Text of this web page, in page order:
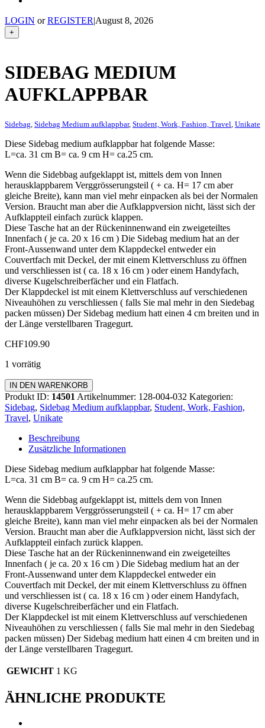
LOGIN orREGISTER|August 8, 2026
+
SIDEBAG MEDIUM
AUFKLAPPBAR
Sidebag Sidebag Medium aufklappbar, Student, Work, Fashion, Travel Unikate
Diese Sidebag medium aufklappbar hat folgende Masse:
L=ca. 31 cm B= ca. 9 cm H= ca.25 cm.
Wenn die Sidebbag aufgeklappt ist, mittels dem von Innen
herausklappbarem Verggrösserungsteil ( + ca. H= 17 cm aber
gleiche Breite), kann man viel mehr einpacken als bei der Normalen
Version. Braucht man aber die Aufklappversion nicht, lässt sich der
Aufklappteil einfach zurück klappen.
Diese Tasche hat an der Rückeninnenwand ein zweigeteiltes
Innenfach ( je ca. 20 x 16 cm ) Die Sidebag medium hat an der
Front-Aussenwand unter dem Klappdeckel entweder ein
Couvertfach mit Deckel, der mit einem Klettverschluss zu öffnen
und verschliessen ist ( ca. 18 x 16 cm ) oder einem Handyfach,
diverse Kugelschreiberfächer und ein Flatfach.
Der Klappdeckel ist mit einem Klettverschluss auf verschiedenen
Niveauhöhen zu verschliessen ( falls Sie mal mehr in den Siedebag
packen müssen) Der Sidebag medium hatt einen 4 cm breiten und in
der Länge verstellbaren Tragegurt.
CHF109.90
1 vorrätig
Sidebag
Medium
aufklappbar
Menge
IN DEN WARENKORB
Produkt ID: 14501 Artikelnummer: 128-004-032 Kategorien:
Sidebag, Sidebag Medium aufklappbar, Student, Work, Fashion,
Travel, Unikate
Beschreibung
Zusätzliche Informationen
Diese Sidebag medium aufklappbar hat folgende Masse:
L=ca. 31 cm B= ca. 9 cm H= ca.25 cm.
Wenn die Sidebbag aufgeklappt ist, mittels dem von Innen
herausklappbarem Verggrösserungsteil ( + ca. H= 17 cm aber
gleiche Breite), kann man viel mehr einpacken als bei der Normalen
Version. Braucht man aber die Aufklappversion nicht, lässt sich der
Aufklappteil einfach zurück klappen.
Diese Tasche hat an der Rückeninnenwand ein zweigeteiltes
Innenfach ( je ca. 20 x 16 cm ) Die Sidebag medium hat an der
Front-Aussenwand unter dem Klappdeckel entweder ein
Couvertfach mit Deckel, der mit einem Klettverschluss zu öffnen
und verschliessen ist ( ca. 18 x 16 cm ) oder einem Handyfach,
diverse Kugelschreiberfächer und ein Flatfach.
Der Klappdeckel ist mit einem Klettverschluss auf verschiedenen
Niveauhöhen zu verschliessen ( falls Sie mal mehr in den Siedebag
packen müssen) Der Sidebag medium hatt einen 4 cm breiten und in
der Länge verstellbaren Tragegurt.
GEWICHT 1 KG
ÄHNLICHE PRODUKTE